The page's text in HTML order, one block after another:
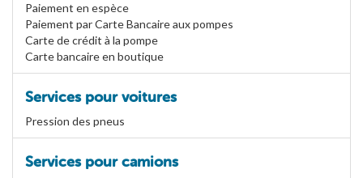
Paiement en espèce
Paiement par Carte Bancaire aux pompes
Carte de crédit à la pompe
Carte bancaire en boutique
Services pour voitures
Pression des pneus
Services pour camions